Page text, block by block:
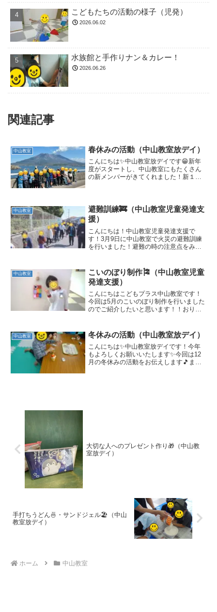
こどもたちの活動の様子（児発）
2026.06.02
水族館と手作りナン＆カレー！
2026.06.26
関連記事
中山教室 春休みの活動（中山教室放デイ）
こんにちは✨中山教室放デイです😁新年
度がスタートし、中山教室にもたくさん
の新メンバーがきてくれました！新１年
を紹介したいと思います🌸...
中山教室
避難訓練🚒（中山教室児童発達支
援）
こんにちは！中山教室児童発達支援で
す！3月9日に中山教室で火災の避難訓練
を行いました！避難の時の注意点をみん
訓練を定期的に実施しています。 みんな
しっかり「おかしもち」...
中山教室
こいのぼり制作🎏（中山教室児童
発達支援）
こんにちはこどもプラス中山教室です！
今回は5月のこいのぼり制作を行いました
のでご紹介したいと思います！！おりが
巧緻性を高める練習をしました！こども
プラスの窓にたくさんの...
中山教室 冬休みの活動（中山教室放デイ）
こんにちは✨中山教室放デイです！今年
もよろしくお願いいたします✨今回は12
月の冬休みの活動をお伝えします🎵まず
大切な人へのプレゼント作り🎁（中山教
室放デイ）
手打ちうどん🍜・サンドジェル🏖️（中山
教室放デイ）
ホーム 中山教室